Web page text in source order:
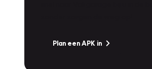
Plan een APK in